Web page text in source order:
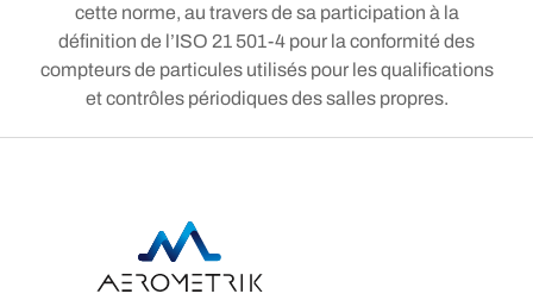
cette norme, au travers de sa participation à la
définition de l’ISO 21 501-4 pour la conformité des
compteurs de particules utilisés pour les qualifications
et contrôles périodiques des salles propres.